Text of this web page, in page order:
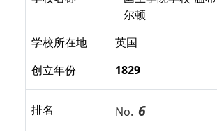
尔顿
学校所在地
英国
创立年份
1829
排名 No. 6